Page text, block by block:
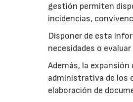
gestión permiten
incidencias,
Disponer de esta
necesidades o
Además, la
administrativa de los
elaboración de